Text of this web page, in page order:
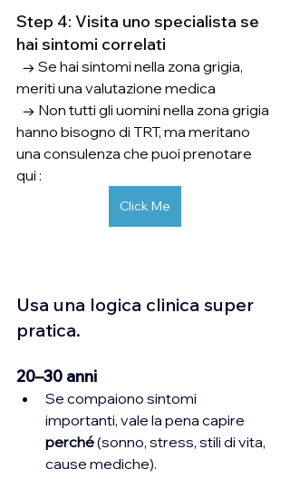
Step 4: Visita uno specialista se
hai sintomi correlati
→ Se hai sintomi nella zona grigia,
meriti una valutazione medica
→ Non tutti gli uomini nella zona grigia
hanno bisogno di TRT, ma meritano
una consulenza che puoi prenotare
qui :
Click Me
Usa una logica clinica super
pratica.
20–30 anni
Se compaiono sintomi
importanti, vale la pena capire
perché (sonno, stress, stili di vita,
cause mediche).